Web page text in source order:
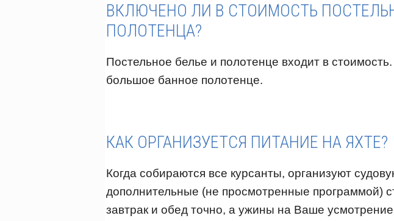
ВКЛЮЧЕНО ЛИ В СТОИМОСТЬ
ПОЛОТЕНЦА?
Постельное белье и полотенце входит в
большое банное полотенце.
КАК ОРГАНИЗУЕТСЯ ПИТАНИЕ НА ЯХТЕ?
Когда собираются все курсанты, организуют
дополнительные (не просмотренные программой)
завтрак и обед точно, а ужины на Ваше